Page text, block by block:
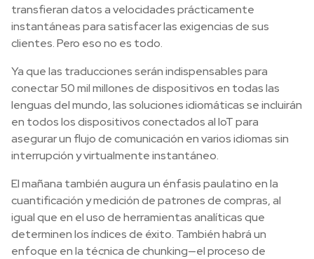
transfieran datos a velocidades prácticamente
instantáneas para satisfacer las exigencias de sus
clientes. Pero eso no es todo.
Ya que las traducciones serán indispensables para
conectar 50 mil millones de dispositivos en todas las
lenguas del mundo, las soluciones idiomáticas se incluirán
en todos los dispositivos conectados al IoT para
asegurar un flujo de comunicación en varios idiomas sin
interrupción y virtualmente instantáneo.
El mañana también augura un énfasis paulatino en la
cuantificación y medición de patrones de compras, al
igual que en el uso de herramientas analíticas que
determinen los índices de éxito. También habrá un
enfoque en la técnica de chunking—el proceso de